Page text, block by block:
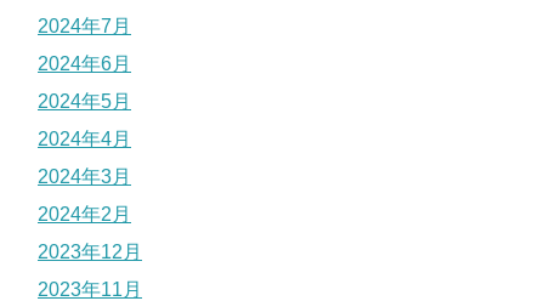
2024年7月
2024年6月
2024年5月
2024年4月
2024年3月
2024年2月
2023年12月
2023年11月